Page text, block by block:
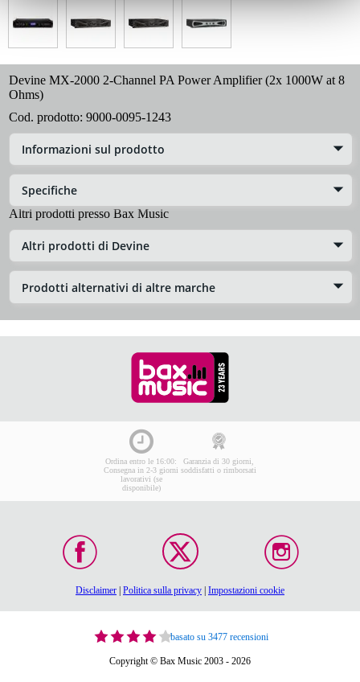
Devine MX-2000 2-Channel PA Power Amplifier (2x 1000W at 8
Ohms)
Cod. prodotto: 9000-0095-1243
Informazioni sul prodotto
Specifiche
Altri prodotti presso Bax Music
Altri prodotti di Devine
Prodotti alternativi di altre marche
Ordina entro le 16:00:
Consegna in 2-3 giorni
lavorativi (se
disponibile)
Garanzia di 30 giorni,
soddisfatti o rimborsati
Disclaimer | Politica sulla privacy | Impostazioni cookie
basato su 3477 recensioni
Copyright © Bax Music 2003 - 2026